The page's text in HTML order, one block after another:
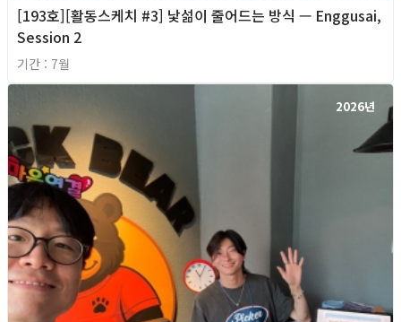
[193호][활동스케치 #3] 낯섦이 줄어드는 방식 — Enggusai,
Session 2
기간 : 7월
2026년